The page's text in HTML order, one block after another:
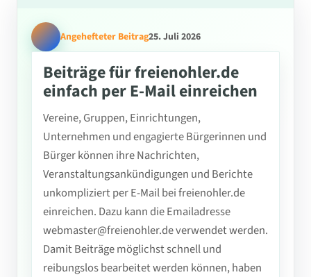
Angehefteter Beitrag25. Juli 2026
Beiträge für freienohler.de
einfach per E-Mail einreichen
Vereine, Gruppen, Einrichtungen,
Unternehmen und engagierte Bürgerinnen und
Bürger können ihre Nachrichten,
Veranstaltungsankündigungen und Berichte
unkompliziert per E-Mail bei freienohler.de
einreichen. Dazu kann die Emailadresse
webmaster@freienohler.de verwendet werden.
Damit Beiträge möglichst schnell und
reibungslos bearbeitet werden können, haben